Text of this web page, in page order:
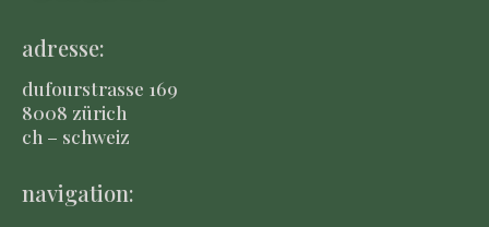
adresse:
dufourstrasse 169
8008 zürich
ch – schweiz
navigation: